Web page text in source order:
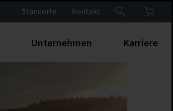
Standorte Kontakt
Unternehmen Karriere